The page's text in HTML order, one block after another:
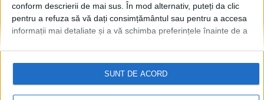
conform descrierii de mai sus. În mod alternativ, puteți da clic
pentru a refuza să vă dați consimțământul sau pentru a accesa
informații mai detaliate și a vă schimba preferințele înainte de a
SUNT DE ACORD